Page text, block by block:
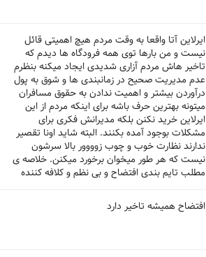
ایرلاین آتا واقعا به وقت مردم هیچ اهمیتی قائل
نیست و من بارها توی همه فرودگاه ها دیدم که
تاخیر هاش مردم آزاری شدیدی ایجاد میکنه بنظرم
عدم مدیریت صحیح در زمانبندی ها و شوق به پول
درآوردن بیشتر و اهمیت ندادن به حقوق مسافران
میتونه بهترین حرف باشه برای اینکه مردم از این
ایرلاین خرید نکنن بلکه مدیرانش فکری برای
مشکلات بوجود آمده بکنند. البته شاید اونا تقصیر
ندارند نظارت خوب و چوب زوووور بالا سرشون
نیست که هر طور میخوان برخورد میکنن. خلاصه ی
مطلب تایم بندی افتضاح و بی نظم و کلافه کننده
افتضاح همیشه تاخیر دارد